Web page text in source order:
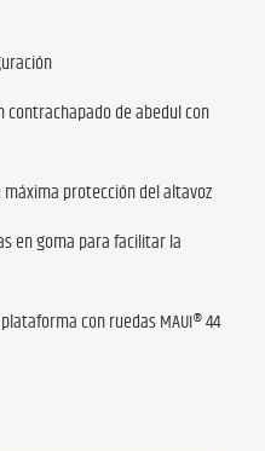
de abedul con
protección del altavoz
en goma para facilitar la
con ruedas MAUI® 44